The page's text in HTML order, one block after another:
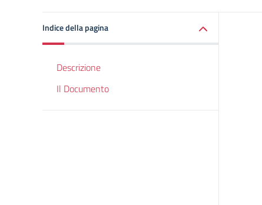
Indice della pagina
Descrizione
Il Documento